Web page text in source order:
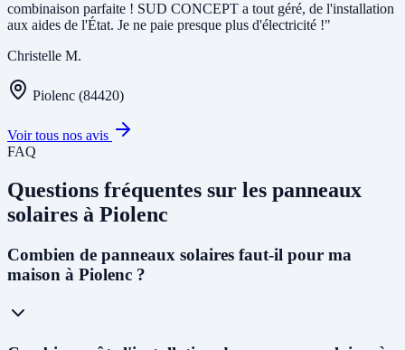
combinaison parfaite ! SUD CONCEPT a tout géré, de l'installation
aux aides de l'État. Je ne paie presque plus d'électricité !"
Christelle M.
Piolenc (84420)
Voir tous nos avis
FAQ
Questions fréquentes sur les panneaux
solaires à Piolenc
Combien de panneaux solaires faut-il pour ma
maison à Piolenc ?